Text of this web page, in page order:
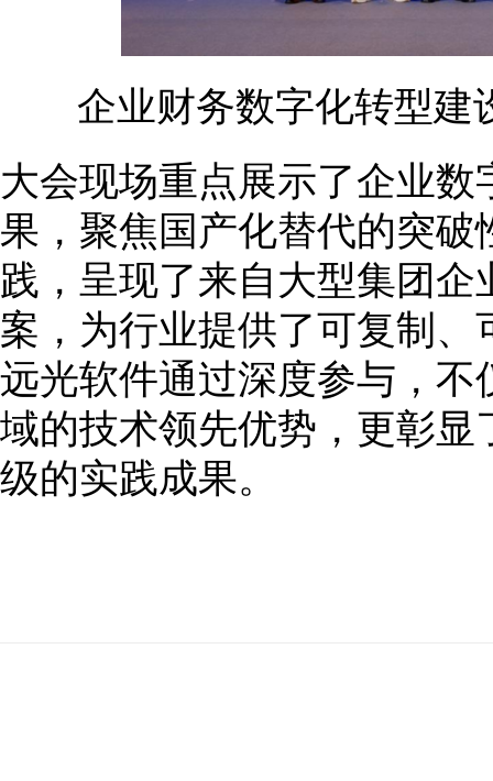
企业财务数字化转型建
大会现场重点展示了企业
果，聚焦国产化替代的突
践，呈现了来自大型集团
案，为行业提供了可复制
远光软件通过深度参与，
域的技术领先优势，更彰
级的实践成果。